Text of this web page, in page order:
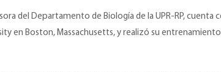
del Departamento de Biología de la UPR-RP, cuenta
en Boston, Massachusetts, y realizó su